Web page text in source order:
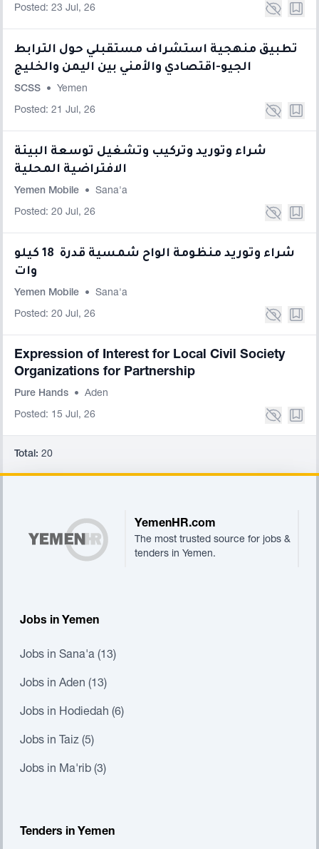
Posted: 23 Jul, 26
تطبيق منهجية استشراف مستقبلي حول الترابط
الجيو-اقتصادي والأمني بين اليمن والخليج
SCSS • Yemen
Posted: 21 Jul, 26
شراء وتوريد وتركيب وتشغيل توسعة البيئة
الافتراضية المحلية
Yemen Mobile • Sana'a
Posted: 20 Jul, 26
شراء وتوريد منظومة الواح شمسية قدرة 18 كيلو
وات
Yemen Mobile • Sana'a
Posted: 20 Jul, 26
Expression of Interest for Local Civil Society
Organizations for Partnership
Pure Hands • Aden
Posted: 15 Jul, 26
Total: 20
YemenHR.com
The most trusted source for jobs &
tenders in Yemen.
Jobs in Yemen
Jobs in Sana'a (13)
Jobs in Aden (13)
Jobs in Hodiedah (6)
Jobs in Taiz (5)
Jobs in Ma'rib (3)
Tenders in Yemen